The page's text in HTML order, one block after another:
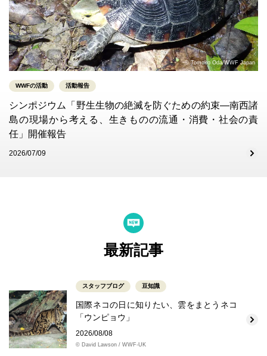
© Tomoko Oda/WWF Japan
WWFの活動 活動報告
シンポジウム「野生生物の絶滅を防ぐための約束―南西諸
島の現場から考える、生きものの流通・消費・社会の責
任」開催報告
2026/07/09
最新記事
スタッフブログ 豆知識
国際ネコの日に知りたい、雲をまとうネコ
「ウンピョウ」
2026/08/08
© David Lawson / WWF-UK